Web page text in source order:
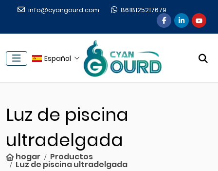
info@cyangourd.com 8618125217679
Español
Luz de piscina
ultradelgada
hogar Productos
Luz de piscina ultradelgada